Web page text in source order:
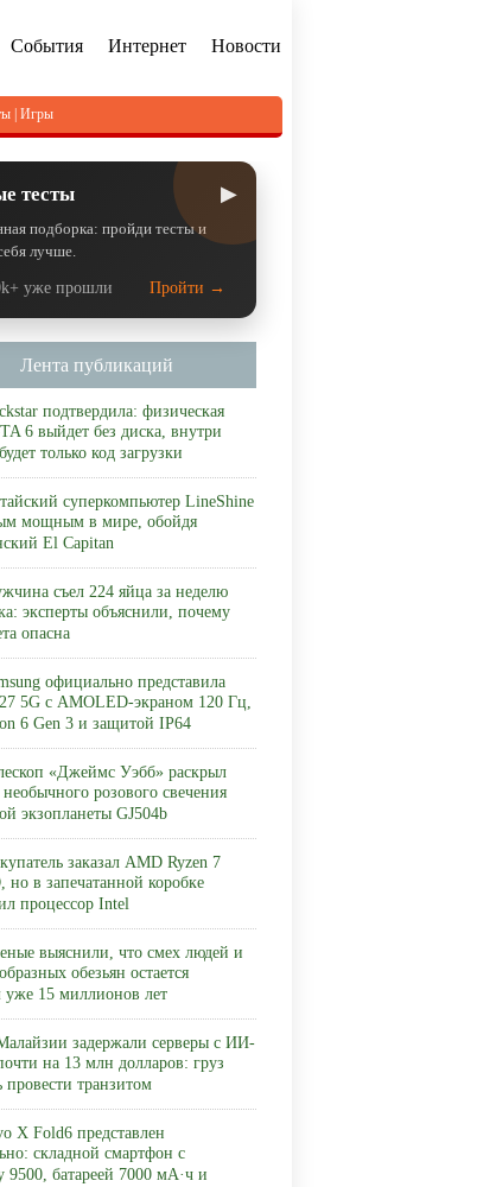
События Интернет Новости
Игры
тесты ▶
подборка: пройди тесты и
лучше.
уже прошли Пройти →
Лента публикаций
подтвердила: физическая
6 выйдет без диска, внутри
только код загрузки
суперкомпьютер LineShine
мощным в мире, обойдя
El Capitan
съел 224 яйца за неделю
эксперты объяснили, почему
опасна
официально представила
5G с AMOLED-экраном 120 Гц,
6 Gen 3 и защитой IP64
«Джеймс Уэбб» раскрыл
розового свечения
экзопланеты GJ504b
заказал AMD Ryzen 7
но в запечатанной коробке
процессор Intel
выяснили, что смех людей и
обезьян остается
15 миллионов лет
задержали серверы с ИИ-
на 13 млн долларов: груз
провести транзитом
X Fold6 представлен
складной смартфон с
9500, батареей 7000 мА·ч и